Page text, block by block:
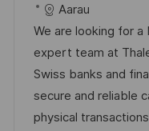
ó
n
a
c
i
ó
n
h
a
d
e
p
u
e
m
p
l
e
t
e
g
o
r
í
Aarau
We are looking for
expert team at
Swiss banks and
secure and reliable
physical